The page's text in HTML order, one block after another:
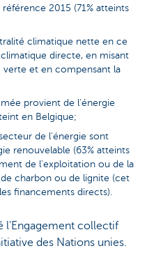
2015 (71% atteints
climatique nette en ce
directe, en misant
et en compensant la
provient de l'énergie
en Belgique;
de l'énergie sont
renouvelable (63% atteints
de l'exploitation ou de la
charbon ou de lignite (cet
financements directs).
l'Engagement collectif
des Nations unies.